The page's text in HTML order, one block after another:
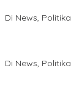
Di News, Politika
Di News, Politika